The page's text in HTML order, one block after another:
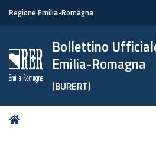
Regione Emilia-Romagna
Bollettino
Emilia-Romagna
(BURERT)
Tu